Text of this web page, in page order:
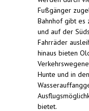
Fußgänger
Bahnhof gibt es
und auf der
Fahrräder
hinaus bieten
Hunte und in
bietet.